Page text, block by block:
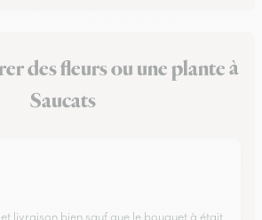
des fleurs ou une plante à
Saucats
livraison bien sauf que le bouquet à était